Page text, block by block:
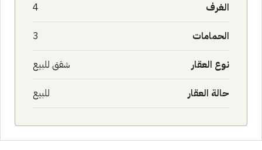
الغرف 4
الحمامات 3
نوع العقار شقق للبيع
حالة العقار للبيع